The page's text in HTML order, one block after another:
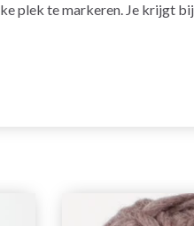
plek te markeren. Je krijgt